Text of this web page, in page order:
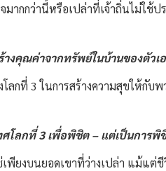
มากกว่านี้หรือเปล่าที่เจ้าถิ่นไม่ใ
างคุณค่าจากทรัพย์ในบ้านของตัวเ
3 ในการสร้างความสุขให้กับพว
ศโลกที่3เพื่อพิชิต – แต่เป็นการพิชิ
ยงบนยอดเขาที่ว่างเปล่า แม้แต่ชี